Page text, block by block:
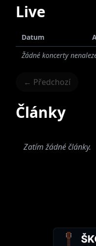
Hrajeme oldschool
jsme vydali EP
konci roku 2016
„Unbroken“.
A na to, co přinese
nevýslovně těšíme!!!
Live
Datum
Žádné koncerty
← Předchozí
Články
Zatím žádné články.